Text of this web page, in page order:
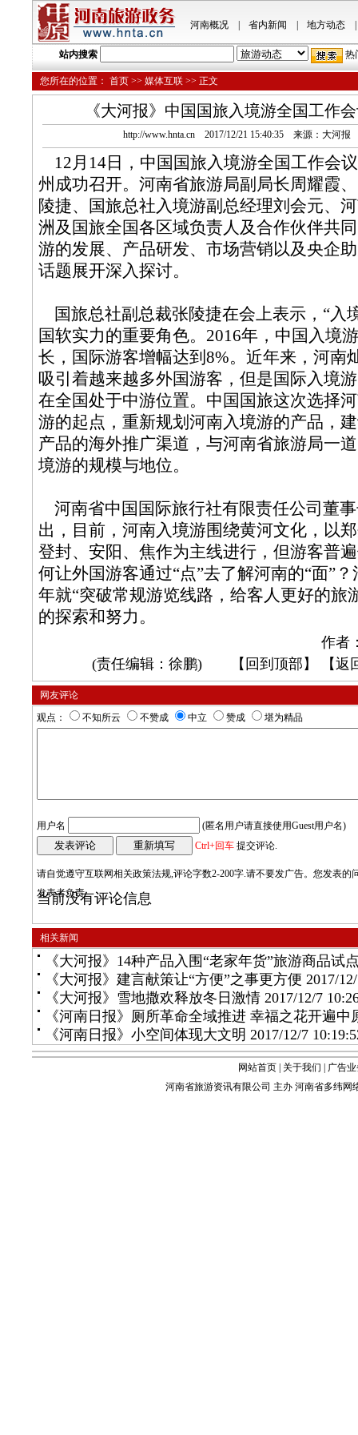
河南概况| 省内新闻 地方动态|
站内搜索 热
您所在的位置： 首页 >> 媒体互联 >> 正文
《大河报》中国国旅入境游全国工作
http://www.hnta.cn 2017/12/21 15:40:35 来源：大河
12月14日，中国国旅入境游全国工作会
州成功召开。河南省旅游局副局长周耀霞
陵捷、国旅总社入境游副总经理刘会元、
洲及国旅全国各区域负责人及合作伙伴共
游的发展、产品研发、市场营销以及央企
话题展开深入探讨。
国旅总社副总裁张陵捷在会上表示，“入
国软实力的重要角色。2016年，中国入境
长，国际游客增幅达到8%。近年来，河南
吸引着越来越多外国游客，但是国际入境
在全国处于中游位置。中国国旅这次选择
游的起点，重新规划河南入境游的产品，
产品的海外推广渠道，与河南省旅游局一
境游的规模与地位。
河南省中国国际旅行社有限责任公司董
出，目前，河南入境游围绕黄河文化，以
登封、安阳、焦作为主线进行，但游客普
何让外国游客通过“点”去了解河南的“面”
年就“突破常规游览线路，给客人更好的旅
的探索和努力。
作者
(责任编辑：徐鹏) 【 回到顶部 】 【返
网友评论
观点：
不知所云 不赞成 中立 赞成 堪为精品
用户名
(匿名用户请直接使用Guest用户名)
Ctrl+回车 提交评论.
请自觉遵守互联网相关政策法规,评论字数2-200字.请不要发广告。您发表的
发表者负责
当前没有评论信息
相关新闻
《大河报》14种产品入围“老家年货”旅游商品试
《大河报》建言献策让“方便”之事更方便 2017/
《大河报》雪地撒欢释放冬日激情 2017/12/7
《河南日报》厕所革命全域推进 幸福之花开遍中
《河南日报》小空间体现大文明 2017/12/7
网站首页 关于我们
广告
河南省旅游资讯有限公司 主办 河南省多纬